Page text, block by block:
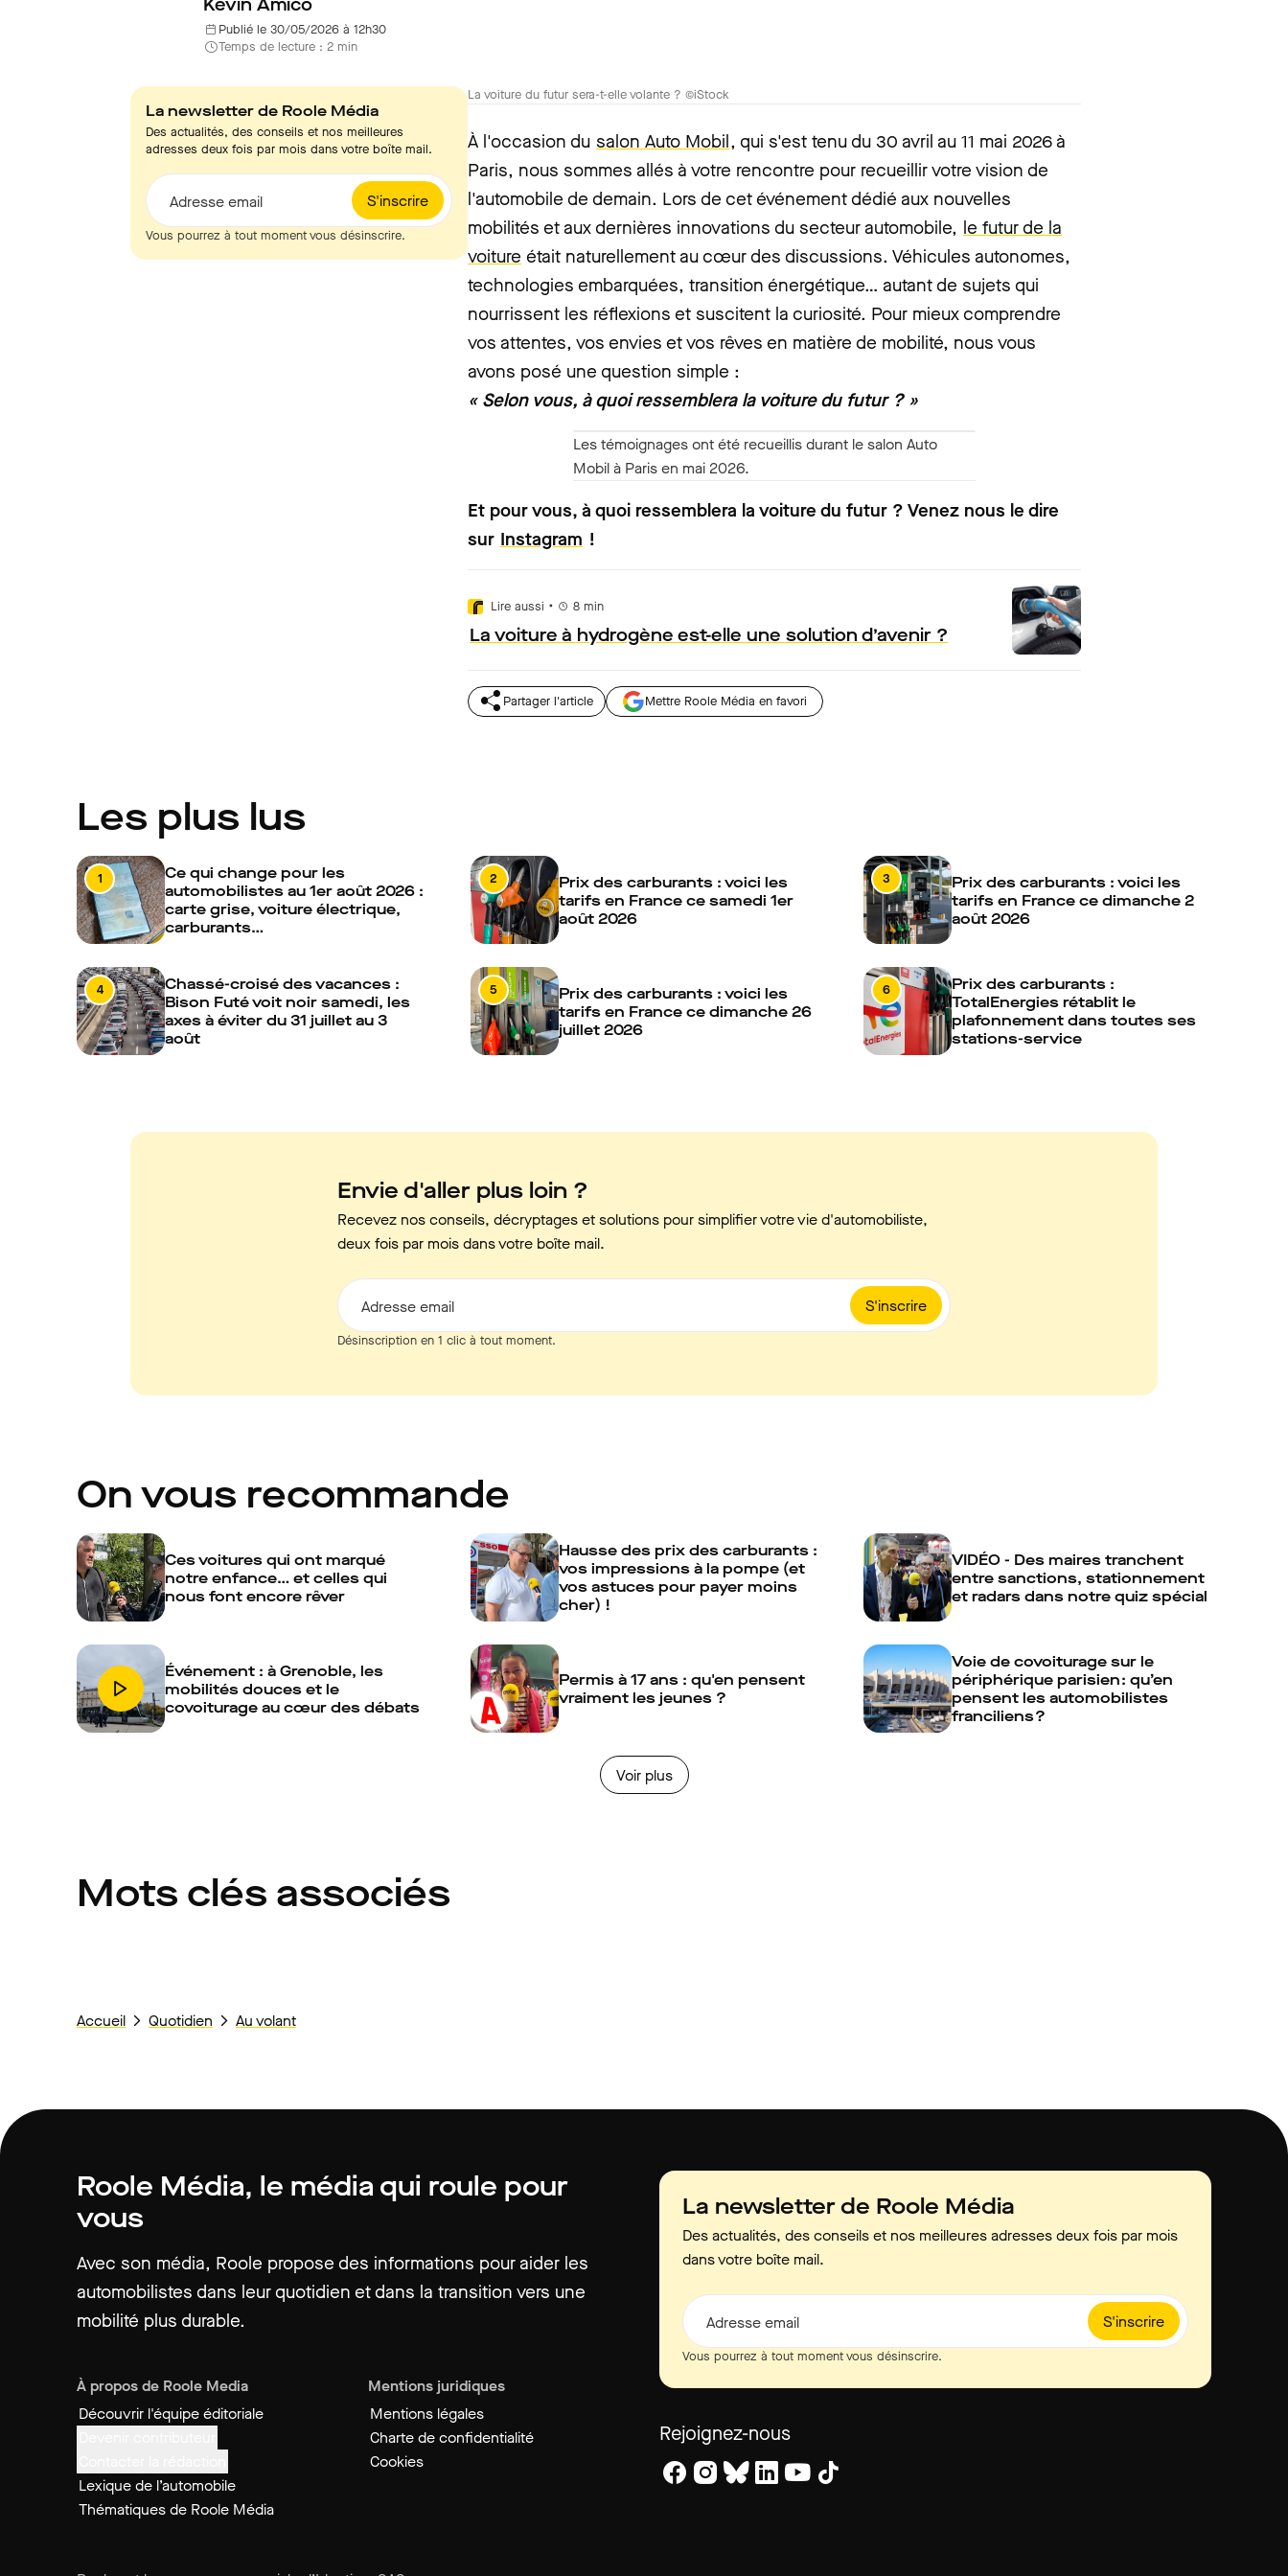
Kevin Amico
Publié le 30/05/2026 à 12h30
Temps de lecture : 2 min
La newsletter de Roole Média
Des actualités, des conseils et nos meilleures
adresses deux fois par mois dans votre boîte mail.
S'inscrire
Adresse email
Vous pourrez à tout moment vous désinscrire.
La voiture du futur sera-t-elle volante ? ©iStock
À l'occasion du salon Auto Mobil, qui s'est tenu du 30 avril au 11 mai 2026 à
Paris, nous sommes allés à votre rencontre pour recueillir votre vision de
l'automobile de demain. Lors de cet événement dédié aux nouvelles
mobilités et aux dernières innovations du secteur automobile, le futur de la
voiture était naturellement au cœur des discussions. Véhicules autonomes,
technologies embarquées, transition énergétique… autant de sujets qui
nourrissent les réflexions et suscitent la curiosité. Pour mieux comprendre
vos attentes, vos envies et vos rêves en matière de mobilité, nous vous
avons posé une question simple :
« Selon vous, à quoi ressemblera la voiture du futur ? »
Les témoignages ont été recueillis durant le salon Auto
Mobil à Paris en mai 2026.
Et pour vous, à quoi ressemblera la voiture du futur ? Venez nous le dire
sur Instagram !
Lire aussi • 8 min
La voiture à hydrogène est-elle une solution d’avenir ?
Partager l'article Mettre Roole Média en favori
Les plus lus
1
Ce qui change pour les
automobilistes au 1er août 2026 :
carte grise, voiture électrique,
carburants…
2
Prix des carburants : voici les
tarifs en France ce samedi 1er
août 2026
3
Prix des carburants : voici les
tarifs en France ce dimanche 2
août 2026
4
Chassé-croisé des vacances :
Bison Futé voit noir samedi, les
axes à éviter du 31 juillet au 3
août
5
Prix des carburants : voici les
tarifs en France ce dimanche 26
juillet 2026
6
Prix des carburants :
TotalEnergies rétablit le
plafonnement dans toutes ses
stations-service
Envie d'aller plus loin ?
Recevez nos conseils, décryptages et solutions pour simplifier votre vie d'automobiliste,
deux fois par mois dans votre boîte mail.
S'inscrire
Adresse email
Désinscription en 1 clic à tout moment.
On vous recommande
Ces voitures qui ont marqué
notre enfance… et celles qui
nous font encore rêver
Hausse des prix des carburants :
vos impressions à la pompe (et
vos astuces pour payer moins
cher) !
VIDÉO - Des maires tranchent
entre sanctions, stationnement
et radars dans notre quiz spécial
Événement : à Grenoble, les
mobilités douces et le
covoiturage au cœur des débats
Permis à 17 ans : qu'en pensent
vraiment les jeunes ?
Voie de covoiturage sur le
périphérique parisien : qu’en
pensent les automobilistes
franciliens ?
Voir plus
Mots clés associés
Accueil Quotidien Au volant
Roole Média, le média qui roule pour
vous
Avec son média, Roole propose des informations pour aider les
automobilistes dans leur quotidien et dans la transition vers une
mobilité plus durable.
À propos de Roole Media
Découvrir l'équipe éditoriale
Lexique de l’automobile
Thématiques de Roole Média
Mentions juridiques
Mentions légales
Charte de confidentialité
Cookies
La newsletter de Roole Média
Des actualités, des conseils et nos meilleures adresses deux fois par mois
dans votre boîte mail.
S'inscrire
Adresse email
Vous pourrez à tout moment vous désinscrire.
Rejoignez-nous